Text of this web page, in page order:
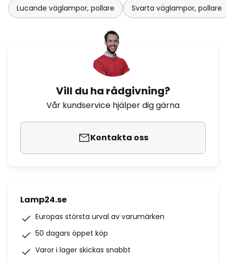
Lucande väglampor, pollare Svarta väglampor, pollare
Vill du ha rådgivning?
Vår kundservice hjälper dig gärna
Kontakta oss
Lamp24.se
Europas största urval av varumärken
50 dagars öppet köp
Varor i lager skickas snabbt